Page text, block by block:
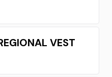
VEST